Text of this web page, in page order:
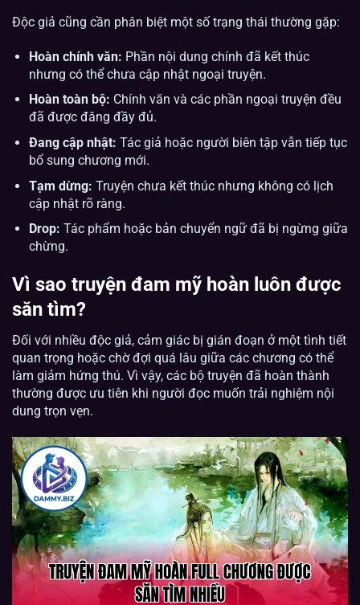
Độc giả cũng cần phân biệt một số trạng thái thường gặp:
Hoàn chính văn: Phần nội dung chính đã kết thúc
nhưng có thể chưa cập nhật ngoại truyện.
Hoàn toàn bộ: Chính văn và các phần ngoại truyện đều
đã được đăng đầy đủ.
Đang cập nhật: Tác giả hoặc người biên tập vẫn tiếp tục
bổ sung chương mới.
Tạm dừng: Truyện chưa kết thúc nhưng không có lịch
cập nhật rõ ràng.
Drop: Tác phẩm hoặc bản chuyển ngữ đã bị ngừng giữa
chừng.
Vì sao truyện đam mỹ hoàn luôn được
săn tìm?
Đối với nhiều độc giả, cảm giác bị gián đoạn ở một tình tiết
quan trọng hoặc chờ đợi quá lâu giữa các chương có thể
làm giảm hứng thú. Vì vậy, các bộ truyện đã hoàn thành
thường được ưu tiên khi người đọc muốn trải nghiệm nội
dung trọn vẹn.